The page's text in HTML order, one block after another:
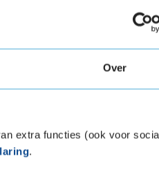
Over
extra functies (ook voor
.